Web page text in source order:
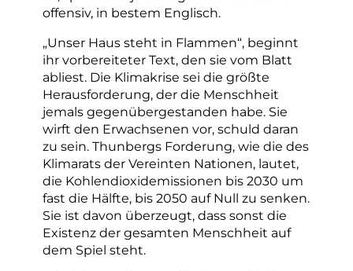
offensiv, in bestem Englisch.
„Unser Haus steht in Flammen“, beginnt
ihr vorbereiteter Text, den sie vom Blatt
abliest. Die Klimakrise sei die größte
Herausforderung, der die Menschheit
jemals gegenübergestanden habe. Sie
wirft den Erwachsenen vor, schuld daran
zu sein. Thunbergs Forderung, wie die des
Klimarats der Vereinten Nationen, lautet,
die Kohlendioxidemissionen bis 2030 um
fast die Hälfte, bis 2050 auf Null zu senken.
Sie ist davon überzeugt, dass sonst die
Existenz der gesamten Menschheit auf
dem Spiel steht.